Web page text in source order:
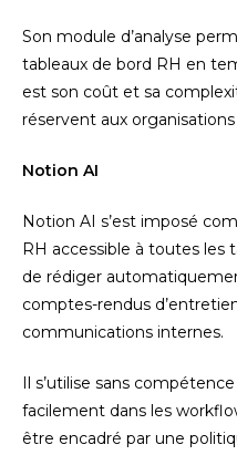
Son module d’analyse
tableaux de bord RH en
est son coût et sa
réservent aux
Notion AI
Notion AI s’est imposé
RH accessible à toutes les
de rédiger
comptes-rendus
communications internes.
Il s’utilise sans
facilement dans les
être encadré par une